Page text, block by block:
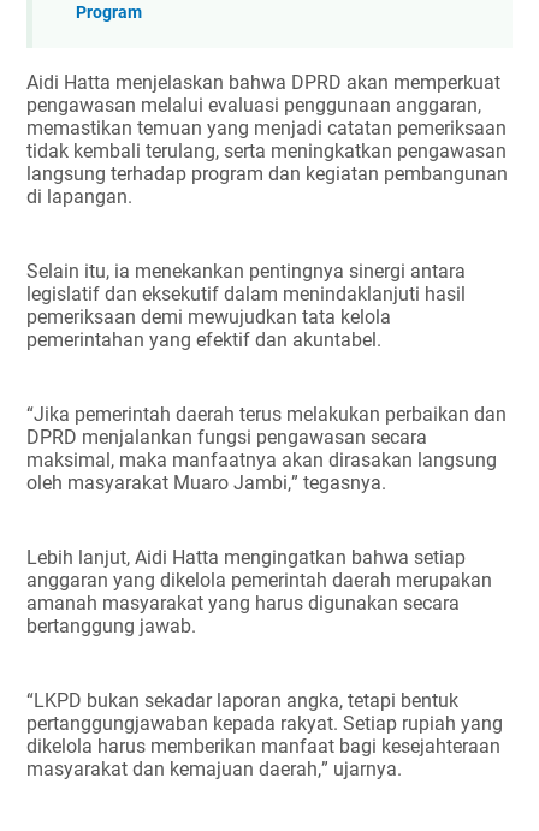
Program
Aidi Hatta menjelaskan bahwa DPRD akan memperkuat
pengawasan melalui evaluasi penggunaan anggaran,
memastikan temuan yang menjadi catatan pemeriksaan
tidak kembali terulang, serta meningkatkan pengawasan
langsung terhadap program dan kegiatan pembangunan
di lapangan.
Selain itu, ia menekankan pentingnya sinergi antara
legislatif dan eksekutif dalam menindaklanjuti hasil
pemeriksaan demi mewujudkan tata kelola
pemerintahan yang efektif dan akuntabel.
“Jika pemerintah daerah terus melakukan perbaikan dan
DPRD menjalankan fungsi pengawasan secara
maksimal, maka manfaatnya akan dirasakan langsung
oleh masyarakat Muaro Jambi,” tegasnya.
Lebih lanjut, Aidi Hatta mengingatkan bahwa setiap
anggaran yang dikelola pemerintah daerah merupakan
amanah masyarakat yang harus digunakan secara
bertanggung jawab.
“LKPD bukan sekadar laporan angka, tetapi bentuk
pertanggungjawaban kepada rakyat. Setiap rupiah yang
dikelola harus memberikan manfaat bagi kesejahteraan
masyarakat dan kemajuan daerah,” ujarnya.